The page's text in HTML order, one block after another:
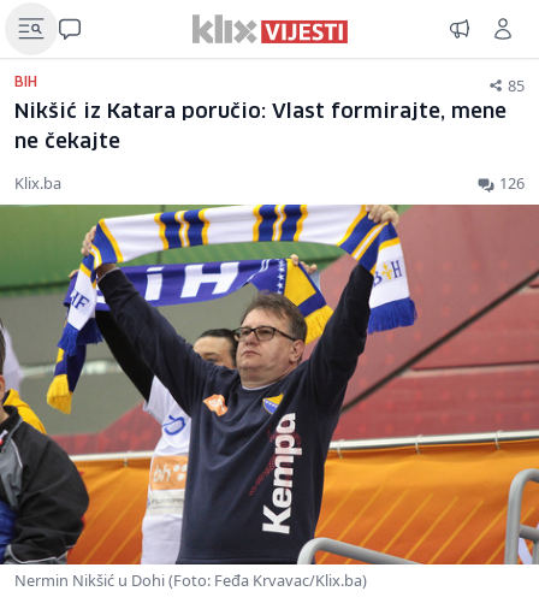
BIH 85
Nikšić iz Katara poručio: Vlast formirajte, mene
ne čekajte
Klix.ba 126
Nermin Nikšić u Dohi (Foto: Feđa Krvavac/Klix.ba)